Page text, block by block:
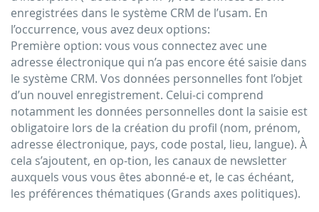
enregistrées dans le système CRM de l’usam. En
l’occurrence, vous avez deux options:
Première option: vous vous connectez avec une
adresse électronique qui n’a pas encore été saisie dans
le système CRM. Vos données personnelles font l’objet
d’un nouvel enregistrement. Celui-ci comprend
notamment les données personnelles dont la saisie est
obligatoire lors de la création du profil (nom, prénom,
adresse électronique, pays, code postal, lieu, langue). À
cela s’ajoutent, en op-tion, les canaux de newsletter
auxquels vous vous êtes abonné-e et, le cas échéant,
les préférences thématiques (Grands axes politiques).